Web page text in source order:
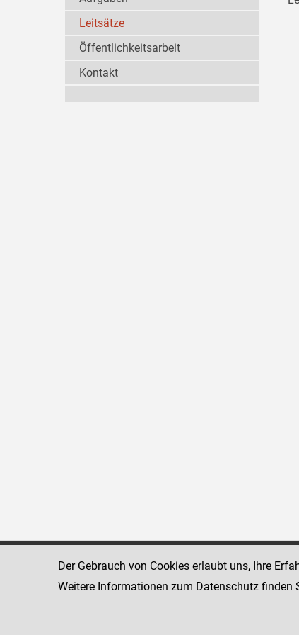
Leitsätze
Öffentlichkeitsarbeit
Kontakt
Strafvollzugsakademie
www.justiz.gv.at/stak
1080 Wien
Telefon:
Der Gebrauch von Cookies erlaubt uns, Ihre
Weitere Informationen zum Datenschutz finden